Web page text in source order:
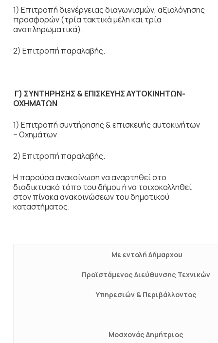
1) Επιτροπή διενέργειας διαγωνισμών, αξιολόγησης
προσφορών (τρία τακτικά μέλη και τρία
αναπληρωματικά).
2) Επιτροπή παραλαβής.
Γ) ΣΥΝΤΗΡΗΣΗΣ & ΕΠΙΣΚΕΥΗΣ ΑΥΤΟΚΙΝΗΤΩΝ-
ΟΧΗΜΑΤΩΝ
1) Επιτροπή συντήρησης & επισκευής αυτοκινήτων
– Οχημάτων.
2) Επιτροπή παραλαβής.
Η παρούσα ανακοίνωση να αναρτηθεί στο
διαδικτυακό τόπο του δήμου ή να τοιχοκολληθεί
στον πίνακα ανακοινώσεων του δημοτικού
καταστήματος.
Με εντολή Δήμαρχου
Προϊστάμενος Διεύθυνσης Τεχνικών
Υπηρεσιών & Περιβάλλοντος
Μοσχονάς Δημήτριος